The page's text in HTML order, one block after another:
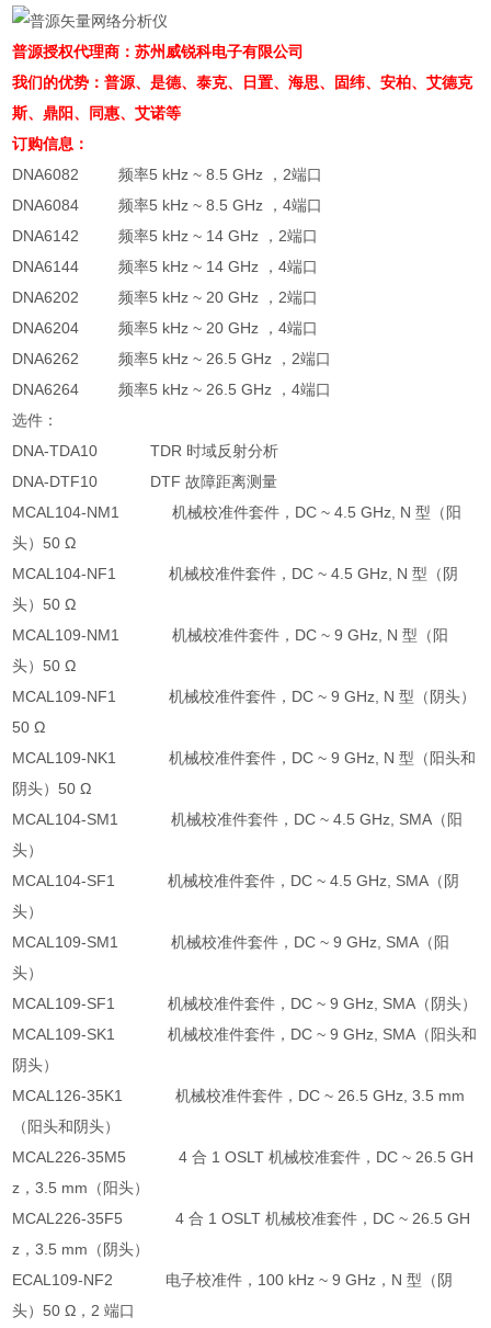
普源授权代理商：苏州威锐科电子有限公司
我们的优势：普源、是德、泰克、日置、海思、固纬、安柏、艾德克
斯、鼎阳、
同惠、艾诺等
订购信息：
DNA6082 频率5 kHz ~ 8.5 GHz ，2端口
DNA6084 频率5 kHz ~ 8.5 GHz ，4端口
DNA6142 频率5 kHz ~ 14 GHz ，2端口
DNA6144 频率5 kHz ~ 14 GHz ，4端口
DNA6202 频率5 kHz ~ 20 GHz ，2端口
DNA6204 频率5 kHz ~ 20 GHz ，4端口
DNA6262 频率5 kHz ~ 26.5 GHz ，2端口
DNA6264 频率5 kHz ~ 26.5 GHz ，4端口
选件：
DNA-TDA10 TDR 时域反射分析
DNA-DTF10 DTF 故障距离测量
MCAL104-NM1 机械校准件套件，DC ~ 4.5 GHz, N 型（阳
头）50 Ω
MCAL104-NF1 机械校准件套件，DC ~ 4.5 GHz, N 型（阴
头）50 Ω
MCAL109-NM1 机械校准件套件，DC ~ 9 GHz, N 型（阳
头）50 Ω
MCAL109-NF1 机械校准件套件，DC ~ 9 GHz, N 型（阴头）
50 Ω
MCAL109-NK1 机械校准件套件，DC ~ 9 GHz, N 型（阳头和
阴头）50 Ω
MCAL104-SM1 机械校准件套件，DC ~ 4.5 GHz, SMA（阳
头）
MCAL104-SF1 机械校准件套件，DC ~ 4.5 GHz, SMA（阴
头）
MCAL109-SM1 机械校准件套件，DC ~ 9 GHz, SMA（阳
头）
MCAL109-SF1 机械校准件套件，DC ~ 9 GHz, SMA（阴头）
MCAL109-SK1 机械校准件套件，DC ~ 9 GHz, SMA（阳头和
阴头）
MCAL126-35K1 机械校准件套件，DC ~ 26.5 GHz, 3.5 mm
（阳头和阴头）
MCAL226-35M5 4 合 1 OSLT 机械校准套件，DC ~ 26.5 GH
z，3.5 mm（阳头）
MCAL226-35F5 4 合 1 OSLT 机械校准套件，DC ~ 26.5 GH
z，3.5 mm（阴头）
ECAL109-NF2 电子校准件，100 kHz ~ 9 GHz，N 型（阴
头）50 Ω，2 端口